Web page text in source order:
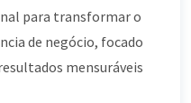
para transformar o
de negócio, focado
mensuráveis